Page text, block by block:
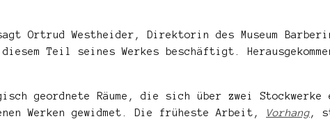
Ortrud Westheider, Direktorin des Museum
Teil seines Werkes beschäftigt.
geordnete Räume, die sich über zwei Stockwerke
Werken gewidmet. Die früheste Arbeit,
Vorhang,